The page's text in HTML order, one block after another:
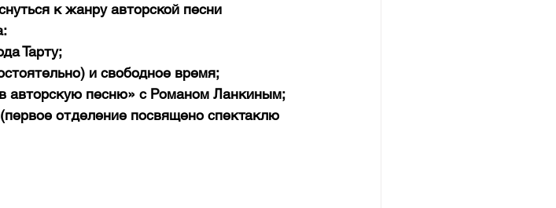
к жанру авторской песни
Тарту;
и свободное время;
авторскую песню» с Романом Ланкиным;
отделение посвящено спектаклю